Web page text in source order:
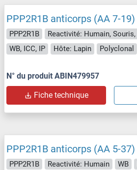
PPP2R1B anticorps (AA 7-19)
PPP2R1B
WB, ICC, IP
Hôte: Lapin Polyclonal
N° du produit ABIN479957
Fiche technique
PPP2R1B anticorps (AA 5-37)
PPP2R1B Reactivité: Humain WB